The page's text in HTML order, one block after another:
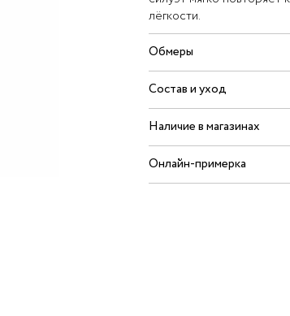
лёгкости.
Обмеры
Состав и уход
Наличие в магазинах
Онлайн-примерка